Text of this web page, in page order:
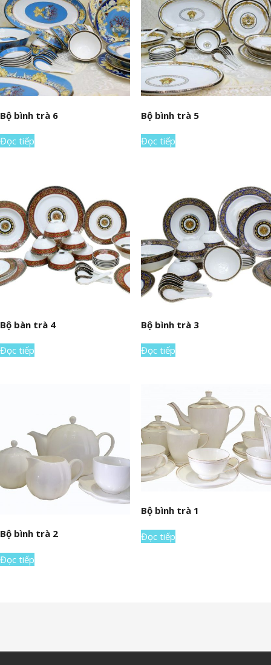
Bộ bình trà 6
Đọc tiếp
Bộ bình trà 5
Đọc tiếp
Bộ bàn trà 4
Đọc tiếp
Bộ bình trà 3
Đọc tiếp
Bộ bình trà 2
Đọc tiếp
Bộ bình trà 1
Đọc tiếp